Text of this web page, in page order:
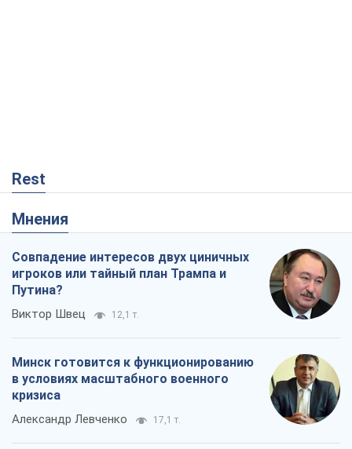
Rest
Мнения
Совпадение интересов двух циничных
игроков или тайный план Трампа и
Путина?
Виктор Швец 12,1 т.
Минск готовится к функционированию
в условиях масштабного военного
кризиса
Александр Левченко 17,1 т.